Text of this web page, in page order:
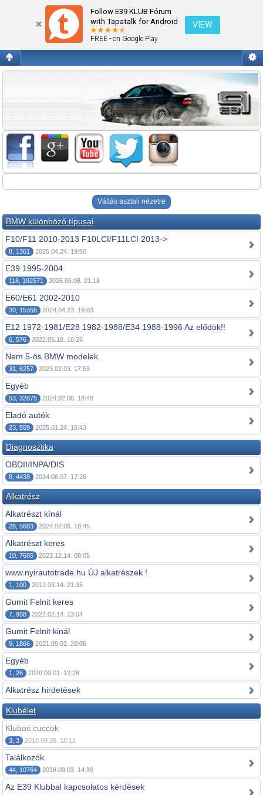
Follow E39 KLUB Fórum
with Tapatalk for Android
FREE - on Google Play
VIEW
Fórum kezdőlap megtekintése
Váltás asztali nézetre
BMW különböző típusai
F10/F11 2010-2013 F10LCI/F11LCI 2013->
8, 1361 2025.04.24. 19:50
E39 1995-2004
118, 192571 2026.06.08. 21:18
E60/E61 2002-2010
30, 15356 2024.04.23. 19:03
E12 1972-1981/E28 1982-1988/E34 1988-1996 Az elődök!!
6, 576 2022.05.18. 16:26
Nem 5-ös BMW modelek.
31, 6257 2023.02.03. 17:53
Egyéb
53, 32875 2024.02.06. 18:48
Eladó autók
23, 559 2025.01.24. 16:43
Diagnosztika
OBDII/INPA/DIS
8, 4438 2024.06.07. 17:26
Alkatrész
Alkatrészt kínál
28, 5683 2024.02.06. 18:45
Alkatrészt keres
10, 7685 2023.12.14. 08:05
www.nyirautotrade.hu ÚJ alkatrészek !
1, 100 2012.09.14. 21:35
Gumit Felnit keres
7, 958 2022.02.14. 13:04
Gumit Felnit kinál
9, 1866 2021.09.02. 20:06
Egyéb
1, 26 2020.09.01. 12:28
Alkatrész hirdetések
Klubélet
Klubos cuccok
3, 3 2010.09.26. 18:11
Találkozók
44, 10764 2018.09.03. 14:39
Az E39 Klubbal kapcsolatos kérdések